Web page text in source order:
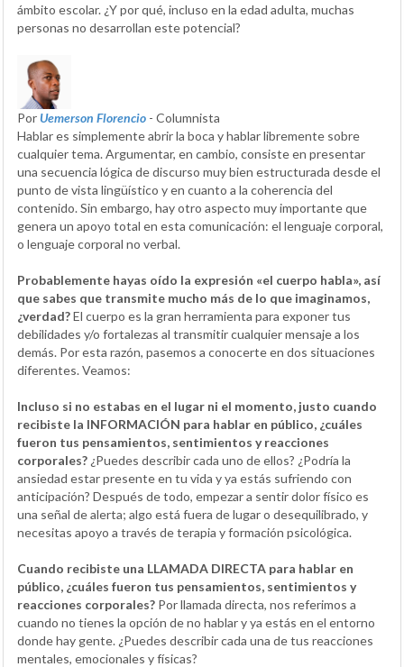
ámbito escolar. ¿Y por qué, incluso en la edad adulta, muchas
personas no desarrollan este potencial?
PorUemerson Florencio - Columnista
Hablar es simplemente abrir la boca y hablar libremente sobre
cualquier tema. Argumentar, en cambio, consiste en presentar
una secuencia lógica de discurso muy bien estructurada desde el
punto de vista lingüístico y en cuanto a la coherencia del
contenido. Sin embargo, hay otro aspecto muy importante que
genera un apoyo total en esta comunicación: el lenguaje corporal,
o lenguaje corporal no verbal.
Probablemente hayas oído la expresión «el cuerpo habla», así
que sabes que transmite mucho más de lo que imaginamos,
¿verdad?El cuerpo es la gran herramienta para exponer tus
debilidades y/o fortalezas al transmitir cualquier mensaje a los
demás. Por esta razón, pasemos a conocerte en dos situaciones
diferentes. Veamos:
Incluso si no estabas en el lugar ni el momento, justo cuando
recibiste la INFORMACIÓN para hablar en público, ¿cuáles
fueron tus pensamientos, sentimientos y reacciones
corporales? ¿Puedes describir cada uno de ellos? ¿Podría la
ansiedad estar presente en tu vida y ya estás sufriendo con
anticipación? Después de todo, empezar a sentir dolor físico es
una señal de alerta; algo está fuera de lugar o desequilibrado, y
necesitas apoyo a través de terapia y formación psicológica.
Cuando recibiste una LLAMADA DIRECTA para hablar en
público, ¿cuáles fueron tus pensamientos, sentimientos y
reacciones corporales? Por llamada directa, nos referimos a
cuando no tienes la opción de no hablar y ya estás en el entorno
donde hay gente. ¿Puedes describir cada una de tus reacciones
mentales, emocionales y físicas?